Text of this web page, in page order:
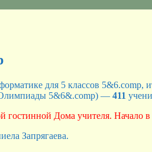
для 5 классов
Олимпиады 5&6&.comp) — 411
гостинной Дома учителя. Начало
Запрягаева.